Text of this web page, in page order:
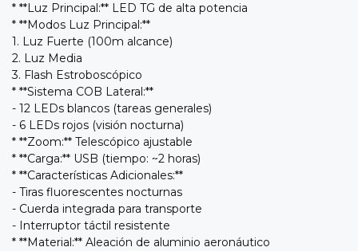
* **Luz Principal:** LED TG de alta potencia
* **Modos Luz Principal:**
1. Luz Fuerte (100m alcance)
2. Luz Media
3. Flash Estroboscópico
* **Sistema COB Lateral:**
- 12 LEDs blancos (tareas generales)
- 6 LEDs rojos (visión nocturna)
* **Zoom:** Telescópico ajustable
* **Carga:** USB (tiempo: ~2 horas)
* **Características Adicionales:**
- Tiras fluorescentes nocturnas
- Cuerda integrada para transporte
- Interruptor táctil resistente
* **Material:** Aleación de aluminio aeronáutico